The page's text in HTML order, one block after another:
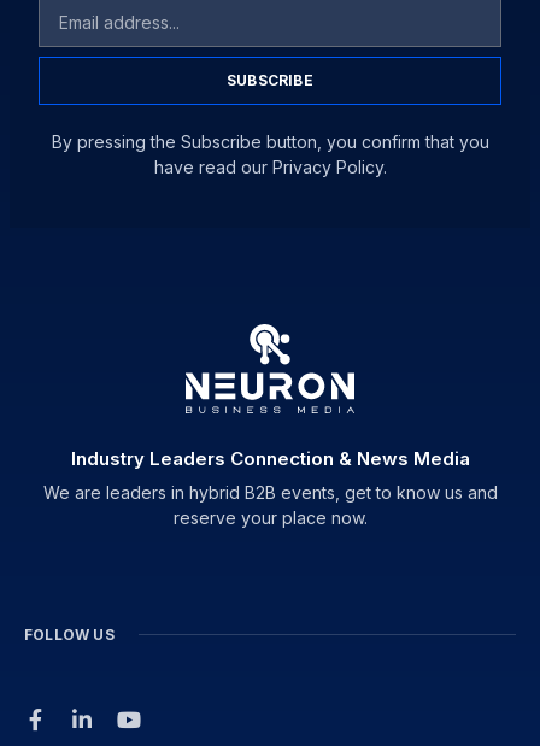
SUBSCRIBE
By pressing the Subscribe button, you confirm that you
have read our Privacy Policy.
Industry Leaders Connection & News Media
We are leaders in hybrid B2B events, get to know us and
reserve your place now.
FOLLOW US